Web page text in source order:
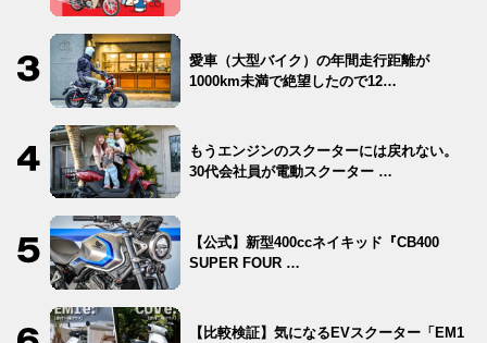
愛車（大型バイク）の年間走行距離が
1000km未満で絶望したので12…
もうエンジンのスクーターには戻れない。
30代会社員が電動スクーター …
【公式】新型400ccネイキッド『CB400
SUPER FOUR …
【比較検証】気になるEVスクーター「EM1